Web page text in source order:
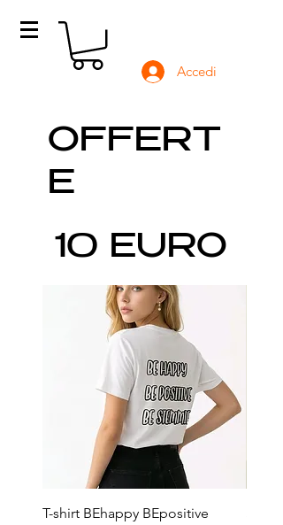
Accedi
OFFERT
E
10 EURO
T-shirt BEhappy BEpositive